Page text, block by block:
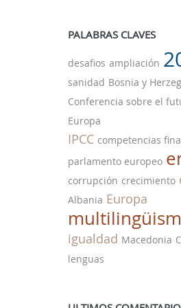
PALABRAS CLAVES
desafios ampliación
sanidad Bosnia y
Conferencia sobre el
Europa
IPCC competencias
parlamento europeo
corrupción crecimiento
Albania Europa
igualdad Macedonia
lenguas